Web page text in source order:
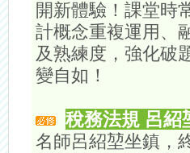
開新體驗！課堂時
計概念重複運用、
及熟練度，強化破
變自如！
稅務法規 呂紹
名師呂紹堃坐鎮，